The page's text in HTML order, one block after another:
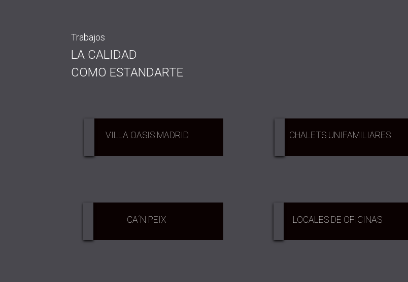
Trabajos
LA CALIDAD
COMO ESTANDARTE
VILLA OASIS MADRID CHALETS UNIFAMILIARES
CA´N PEIX LOCALES DE OFICINAS